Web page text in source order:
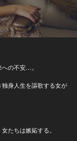
の不安…。
身人生を謳歌する女が
たちは嫉妬する。